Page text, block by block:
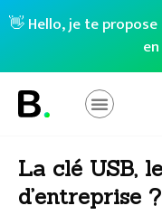
👋 Hello, je te
en
La clé USB,
d’entreprise ?